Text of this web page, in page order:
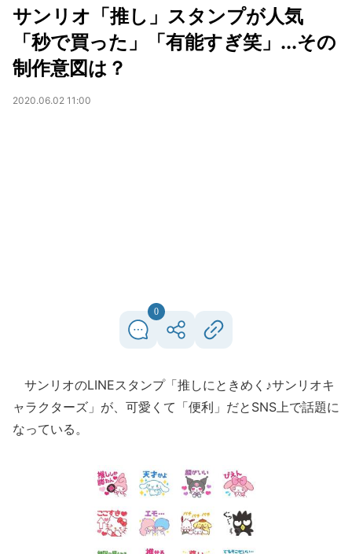
サンリオ「推し」スタンプが人気
「秒で買った」「有能すぎ笑」...その
制作意図は？
2020.06.02 11:00
0
サンリオのLINEスタンプ「推しにときめく♪サンリオキ
ャラクターズ」が、可愛くて「便利」だとSNS上で話題に
なっている。